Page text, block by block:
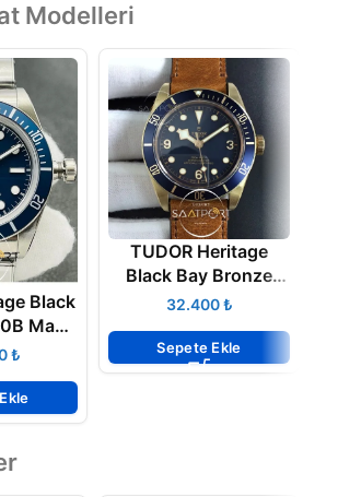
Modelleri
Black
Mavi
Bezel
₺
TUDOR Heritage
Black Bay Bronze
Blue XF 1-1 Aged
Super Clon
₺
Sepete Ekle